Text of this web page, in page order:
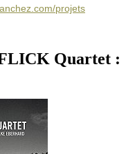
projets
Quartet :